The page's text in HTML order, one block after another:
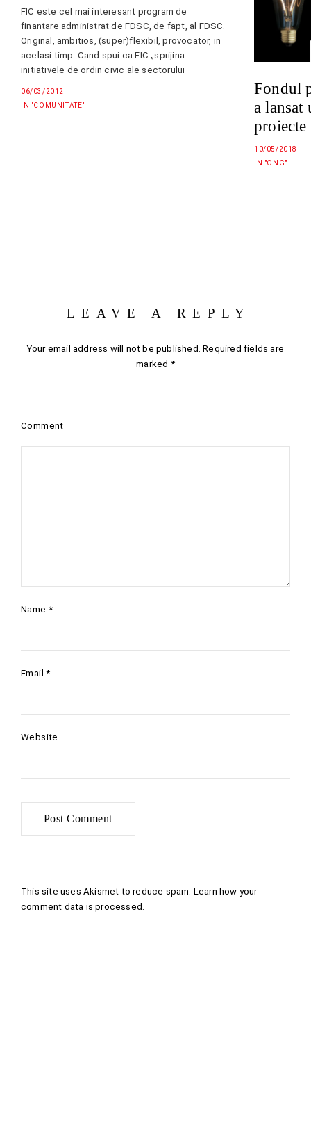
FIC este cel mai interesant program de
finantare administrat de FDSC, de fapt, al FDSC.
Original, ambitios, (super)flexibil, provocator, in
acelasi timp. Cand spui ca FIC „sprijina
initiativele de ordin civic ale sectorului
06/03/2012
IN "COMUNITATE"
Fondul
a lansat
proiecte
10/05/2018
IN "ONG"
LEAVE A REPLY
Your email address will not be published. Required fields are
marked *
Comment
Name *
Email*
Website
This site uses Akismet to reduce spam. Learn how your
comment data is processed .